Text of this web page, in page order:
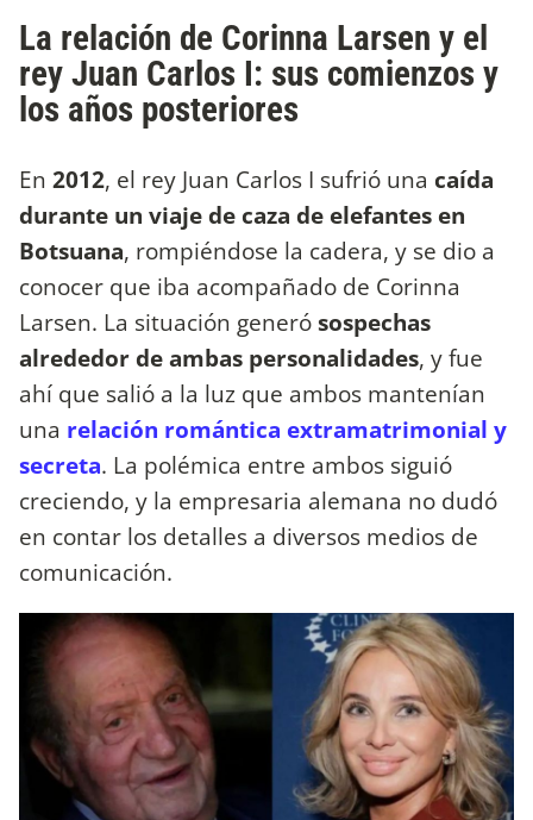
La relación de Corinna Larsen y el
rey Juan Carlos I: sus comienzos y
los años posteriores
En 2012, el rey Juan Carlos I sufrió una caída
durante un viaje de caza de elefantes en
Botsuana, rompiéndose la cadera, y se dio a
conocer que iba acompañado de Corinna
Larsen. La situación generósospechas
alrededor de ambas personalidades, y fue
ahí que salió a la luz que ambos mantenían
una relación romántica extramatrimonial y
secreta. La polémica entre ambos siguió
creciendo, y la empresaria alemana no dudó
en contar los detalles a diversos medios de
comunicación.